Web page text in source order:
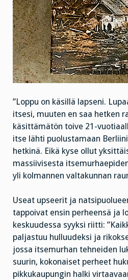
”Loppu on käsillä lapseni.
itsesi, muuten en saa hetken
käsittämätön toive 21-
itse lähti puolustamaan
hetkinä. Eikä kyse ollut
massiivisesta
yli kolmannen valtakunnan
Useat upseerit ja
tappoivat ensin perheensä ja
keskuudessa syyksi riitti:
paljastuu hulluudeksi ja
jossa itsemurhan tehneiden
suurin, kokonaiset perheet
pikkukaupungin halki